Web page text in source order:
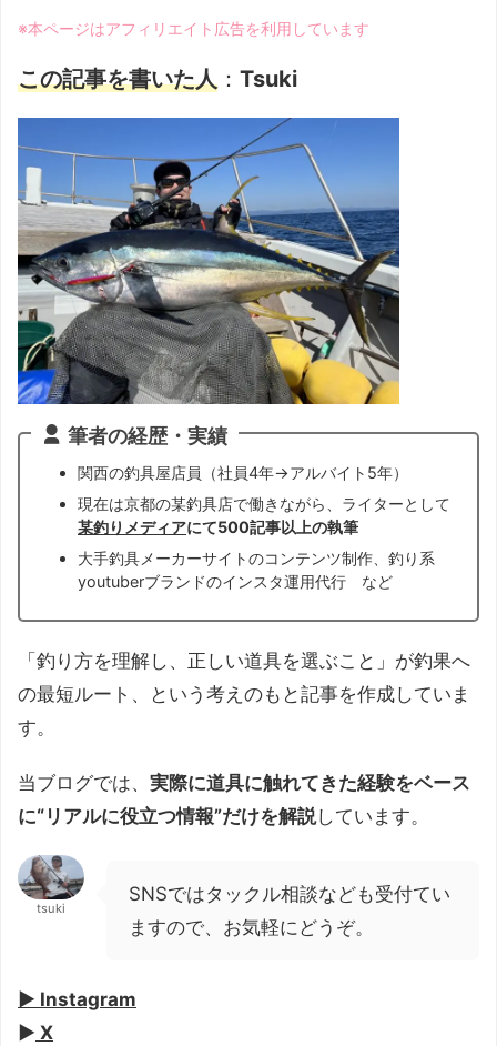
※本ページはアフィリエイト広告を利用しています
この記事を書いた人 ： Tsuki
筆者の経歴・実績
関西の釣具屋店員（社員4年→アルバイト5年）
現在は京都の某釣具店で働きながら、ライターとして
某釣りメディアにて500記事以上の執筆
大手釣具メーカーサイトのコンテンツ制作、釣り系
youtuberブランドのインスタ運用代行 など
「釣り方を理解し、正しい道具を選ぶこと」が釣果へ
の最短ルート、という考えのもと記事を作成していま
す。
当ブログでは、 実際に道具に触れてきた経験をベース
に“リアルに役立つ情報”だけを解説しています。
tsuki
SNSではタックル相談なども受付てい
ますので、お気軽にどうぞ。
▶︎ Instagram
▶︎ X